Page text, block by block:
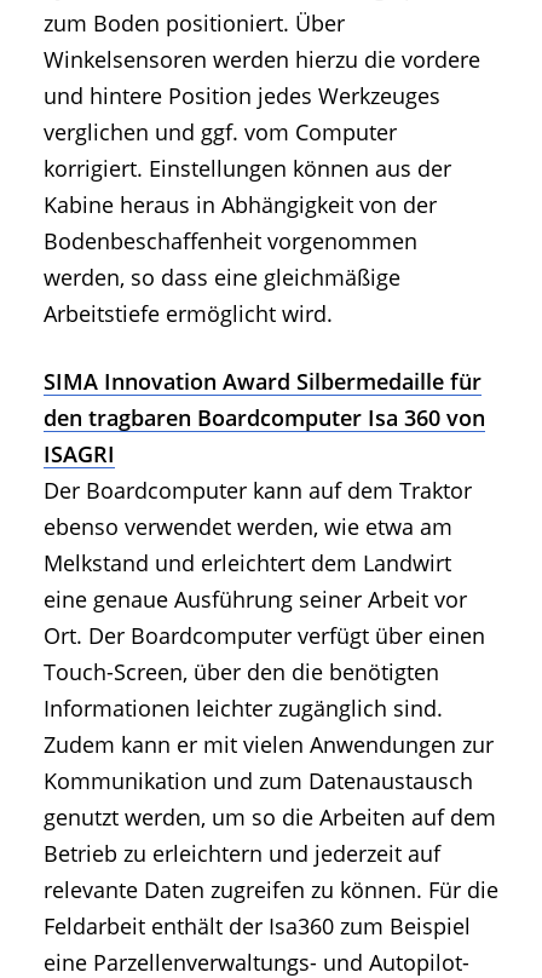
zum Boden positioniert. Über
Winkelsensoren werden hierzu die vordere
und hintere Position jedes Werkzeuges
verglichen und ggf. vom Computer
korrigiert. Einstellungen können aus der
Kabine heraus in Abhängigkeit von der
Bodenbeschaffenheit vorgenommen
werden, so dass eine gleichmäßige
Arbeitstiefe ermöglicht wird.
SIMA Innovation Award Silbermedaille für
den tragbaren Boardcomputer Isa 360 von
ISAGRI
Der Boardcomputer kann auf dem Traktor
ebenso verwendet werden, wie etwa am
Melkstand und erleichtert dem Landwirt
eine genaue Ausführung seiner Arbeit vor
Ort. Der Boardcomputer verfügt über einen
Touch-Screen, über den die benötigten
Informationen leichter zugänglich sind.
Zudem kann er mit vielen Anwendungen zur
Kommunikation und zum Datenaustausch
genutzt werden, um so die Arbeiten auf dem
Betrieb zu erleichtern und jederzeit auf
relevante Daten zugreifen zu können. Für die
Feldarbeit enthält der Isa360 zum Beispiel
eine Parzellenverwaltungs- und Autopilot-